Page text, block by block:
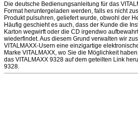
Die deutsche Bedienungsanleitung für das
Format heruntergeladen werden, falls es nicht
Produkt pulsuhren, geliefert wurde, obwohl der
Häufig geschieht es auch, dass der Kunde die
Karton wegwirft oder die CD irgendwo
wiederfindet. Aus diesem Grund verwalten wir
VITALMAXX-Usern eine einzigartige
Marke VITALMAXX, wo Sie die Möglichkeit
das VITALMAXX 9328 auf dem geteilten Link
9328.